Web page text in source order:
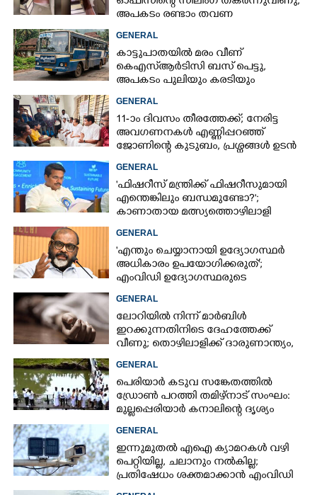
അപകടം രണ്ടാം തവണ
GENERAL
കാട്ടുപാതയിൽ മരം വീണ്
കെഎസ്‌ആർടിസി ബസ് പെട്ടു,
അപകടം പുലിയും കരടിയും
GENERAL
11-ാം ദിവസം തീരത്തേക്ക്; നേരിട്ട
അവഗണനകൾ എണ്ണിപ്പറഞ്ഞ്
ജോണിന്റെ കുടുബം,​ പ്രശ്നങ്ങൾ ഉടൻ
GENERAL
'ഫിഷറീസ് മന്ത്രിക്ക് ഫിഷറീസുമായി
എന്തെങ്കിലും ബന്ധമുണ്ടോ?';
കാണാതായ മത്സ്യത്തൊഴിലാളി
GENERAL
'എന്തും ചെയ്യാനായി ഉദ്യോഗസ്ഥർ
അധികാരം ഉപയോഗിക്കരുത്';
എംവിഡി ഉദ്യോഗസ്ഥരുടെ
GENERAL
ലോറിയിൽ നിന്ന് മാർബിൾ
ഇറക്കുന്നതിനിടെ ദേഹത്തേക്ക്
വീണു; തൊഴിലാളിക്ക് ദാരുണാന്ത്യം,
GENERAL
പെരിയാർ കടുവ സങ്കേതത്തിൽ
ഡ്രോൺ പറത്തി തമിഴ്നാട് സംഘം:
മുല്ലപ്പെരിയാർ കനാലിന്റെ ദൃശ്യം
GENERAL
ഇന്നുമുതൽ എഐ ക്യാമറകൾ വഴി
പെറ്റിയില്ല, ചലാനും നൽകില്ല;
പ്രതിഷേധം ശക്തമാക്കാൻ എംവിഡി